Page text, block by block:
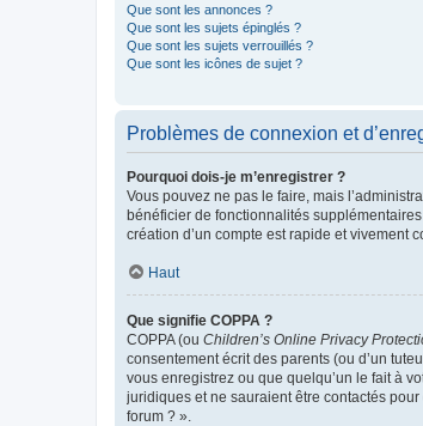
Que sont les annonces ?
Que sont les sujets épinglés ?
Que sont les sujets verrouillés ?
Que sont les icônes de sujet ?
Problèmes de connexion et
Pourquoi dois-je m’enregistrer ?
Vous pouvez ne pas le faire, mais
bénéficier de fonctionnalités
création d’un compte est rapide et vivement
Haut
Que signifie COPPA ?
COPPA (ou Children’s Online Privacy
consentement écrit des parents (ou d’un
vous enregistrez ou que quelqu’un le fait à
juridiques et ne sauraient être contactés
forum ? ».